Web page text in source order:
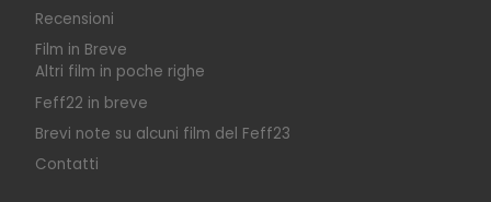
Recensioni
Film in Breve
Altri film in poche righe
Feff22 in breve
Brevi note su alcuni film del Feff23
Contatti